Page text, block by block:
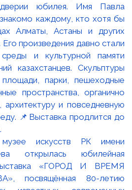
искусств РК имени
открылась юбилейная
выставка «ГОРОД И ВРЕМЯ
посвящённая 80-летию